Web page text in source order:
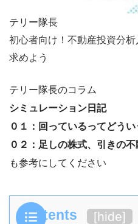
テリー隊長
初心者向け！不動産投資分
求めよう
テリー隊長のコラム
シミュレーション日記
０１：回っているってどうい
０２：足しの株式、引きの不
も参考にしてください
Contents [hide]